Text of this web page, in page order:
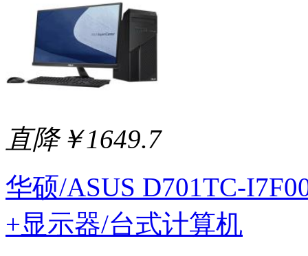
直降￥1649.7
华硕/ASUS D701TC-
+显示器/台式计算机